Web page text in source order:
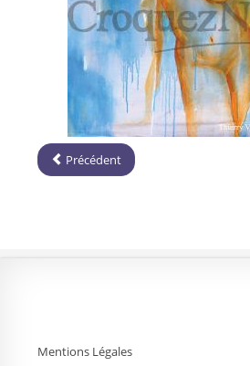
Précédent
Mentions Légales